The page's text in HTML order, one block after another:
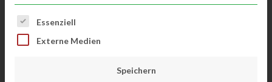
Jeden Samstag von 12 bis 15 Uhr bietet Diana von Will’s
Foodtrailer in der Masurenstraße Zuckerwatte, Popcorn und
Es folgt eine Liste der Service-Gruppen, für die eine
Essenziell
Externe Medien
Speichern